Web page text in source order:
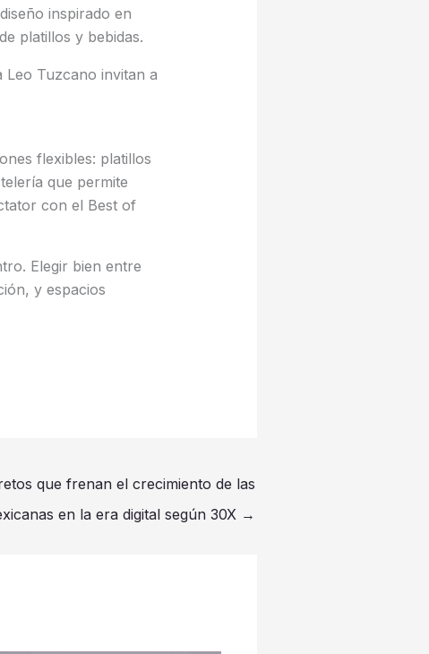
inspirado en
platillos y bebidas.
Tuzcano invitan a
flexibles: platillos
que permite
con el Best of
Elegir bien entre
y espacios
que frenan el crecimiento de las
en la era digital según 30X →